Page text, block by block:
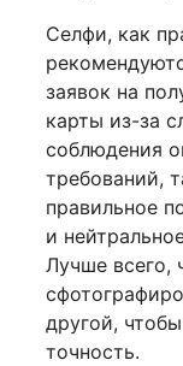
Селфи, как
заявок на
карты из-за
соблюдения
требований,
правильное
и
Лучше всего,
другой,
точность.